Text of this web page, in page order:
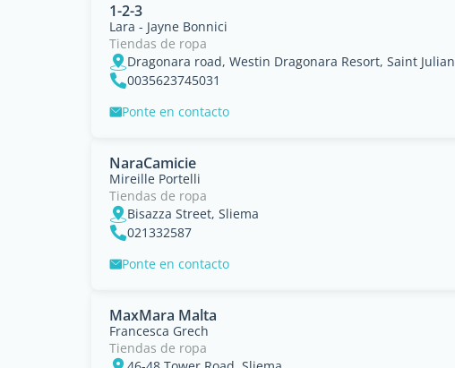
1-2-3
Lara - Jayne Bonnici
Tiendas de ropa
Dragonara road, Westin Dragonara Resort, Saint Julian
0035623745031
Ponte en contacto
NaraCamicie
Mireille Portelli
Tiendas de ropa
Bisazza Street, Sliema
021332587
Ponte en contacto
MaxMara Malta
Francesca Grech
Tiendas de ropa